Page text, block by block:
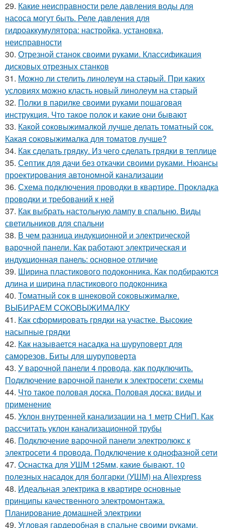
29. Какие неисправности реле давления воды для
насоса могут быть. Реле давления для
гидроаккумулятора: настройка, установка,
неисправности
30. Отрезной станок своими руками. Классификация
дисковых отрезных станков
31. Можно ли стелить линолеум на старый. При каких
условиях можно класть новый линолеум на старый
32. Полки в парилке своими руками пошаговая
инструкция. Что такое полок и какие они бывают
33. Какой соковыжималкой лучше делать томатный сок.
Какая соковыжималка для томатов лучше?
34. Как сделать грядку. Из чего сделать грядки в теплице
35. Септик для дачи без откачки своими руками. Нюансы
проектирования автономной канализации
36. Схема подключения проводки в квартире. Прокладка
проводки и требований к ней
37. Как выбрать настольную лампу в спальню. Виды
светильников для спальни
38. В чем разница индукционной и электрической
варочной панели. Как работают электрическая и
индукционная панель: основное отличие
39. Ширина пластикового подоконника. Как подбираются
длина и ширина пластикового подоконника
40. Томатный сок в шнековой соковыжималке.
ВЫБИРАЕМ СОКОВЫЖИМАЛКУ
41. Как сформировать грядки на участке. Высокие
насыпные грядки
42. Как называется насадка на шуруповерт для
саморезов. Биты для шуруповерта
43. У варочной панели 4 провода, как подключить.
Подключение варочной панели к электросети: схемы
44. Что такое половая доска. Половая доска: виды и
применение
45. Уклон внутренней канализации на 1 метр СНиП. Как
рассчитать уклон канализационной трубы
46. Подключение варочной панели электролюкс к
электросети 4 провода. Подключение к однофазной сети
47. Оснастка для УШМ 125мм, какие бывают. 10
полезных насадок для болгарки (УШМ) на Aliexpress
48. Идеальная электрика в квартире основные
принципы качественного электромонтажа.
Планирование домашней электрики
49. Угловая гардеробная в спальне своими руками.